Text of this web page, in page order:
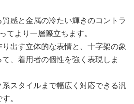
感と金属の冷たい輝きのコントラ
てより一層際立ちます。
出す立体的な表情と、十字架の象
、着用者の個性を強く表現しま
スタイルまで幅広く対応できる汎
。